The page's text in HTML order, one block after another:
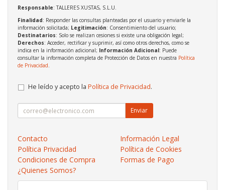
Responsable: TALLERES XUSTAS, S.L.U.
Finalidad: Responder las consultas planteadas por el usuario y enviarle la
información solicitada; Legitimación: Consentimiento del usuario;
Destinatarios: Solo se realizan cesiones si existe una obligación legal;
Derechos: Acceder, rectificar y suprimir, así como otros derechos, como se
indica en la información adicional; Información Adicional: Puede
consultar la información completa de Protección de Datos en nuestra Política
de Privacidad.
He leído y acepto la Política de Privacidad.
Enviar
Contacto
Información Legal
Política Privacidad
Política de Cookies
Condiciones de Compra
Formas de Pago
¿Quienes Somos?